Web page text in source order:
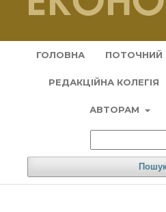
ГОЛОВНА ПОТОЧНИЙ
РЕДАКЦІЙНА КОЛЕГІЯ
АВТОРАМ